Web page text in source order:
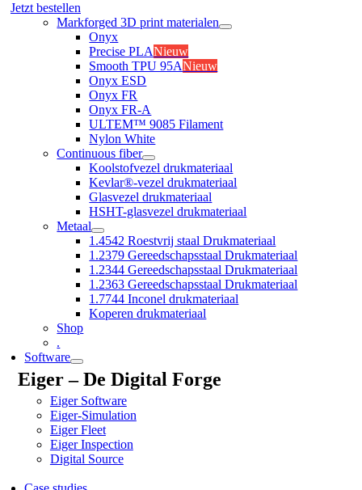
Jetzt bestellen
Markforged 3D print materialen
Onyx
Precise PLANieuw
Smooth TPU 95ANieuw
Onyx ESD
Onyx FR
Onyx FR-A
ULTEM™ 9085 Filament
Nylon White
Continuous fiber
Koolstofvezel drukmateriaal
Kevlar®-vezel drukmateriaal
Glasvezel drukmateriaal
HSHT-glasvezel drukmateriaal
Metaal
1.4542 Roestvrij staal Drukmateriaal
1.2379 Gereedschapsstaal Drukmateriaal
1.2344 Gereedschapsstaal Drukmateriaal
1.2363 Gereedschapsstaal Drukmateriaal
1.7744 Inconel drukmateriaal
Koperen drukmateriaal
Shop
.
Software
Eiger – De Digital Forge
Eiger Software
Eiger-Simulation
Eiger Fleet
Eiger Inspection
Digital Source